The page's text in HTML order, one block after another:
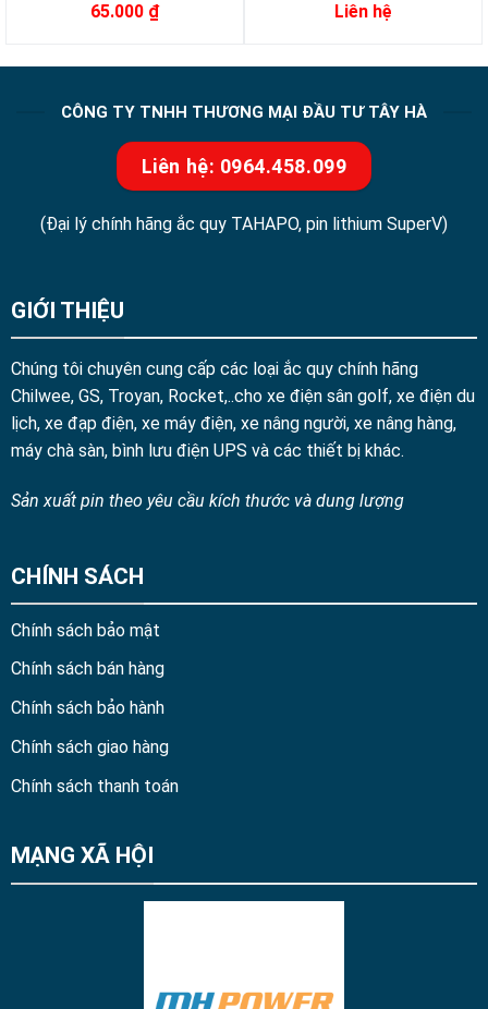
65.000 ₫
Liên hệ
CÔNG TY TNHH THƯƠNG MẠI ĐẦU TƯ TÂY HÀ
Liên hệ: 0964.458.099
(Đại lý chính hãng ắc quy TAHAPO, pin lithium SuperV)
GIỚI THIỆU
Chúng tôi chuyên cung cấp các loại ắc quy chính hãng
Chilwee, GS, Troyan, Rocket,..cho xe điện sân golf, xe điện du
lịch, xe đạp điện, xe máy điện, xe nâng người, xe nâng hàng,
máy chà sàn, bình lưu điện UPS và các thiết bị khác.
Sản xuất pin theo yêu cầu kích thước và dung lượng
CHÍNH SÁCH
Chính sách bảo mật
Chính sách bán hàng
Chính sách bảo hành
Chính sách giao hàng
Chính sách thanh toán
MẠNG XÃ HỘI